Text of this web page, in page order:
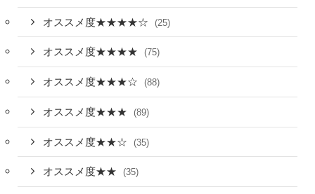
オススメ度★★★★☆ (25)
オススメ度★★★★ (75)
オススメ度★★★☆ (88)
オススメ度★★★ (89)
オススメ度★★☆ (35)
オススメ度★★ (35)